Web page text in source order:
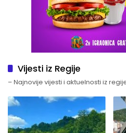
Vijesti iz Regije
– Najnovije vijesti i aktuelnosti iz